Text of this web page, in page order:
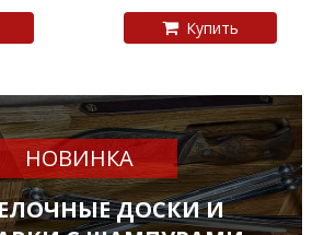
Купить
НОВИНКА
ДОСКИ И